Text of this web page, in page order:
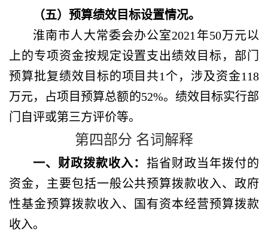
（五）预算绩效目标设置情况。
淮南市人大常委会办公室2021年50万元以
上的专项资金按规定设置支出绩效目标，部门
预算批复绩效目标的项目共1个，涉及资金118
万元，占项目预算总额的52%。绩效目标实行部
门自评或第三方评价等。
第四部分 名词解释
一、财政拨款收入： 指省财政当年拨付的
资金，主要包括一般公共预算拨款收入、政府
性基金预算拨款收入、国有资本经营预算拨款
收入。